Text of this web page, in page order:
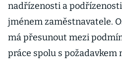
nadřízenosti a
jménem zaměstnavatele.
má přesunout mezi
práce spolu s požadavkem